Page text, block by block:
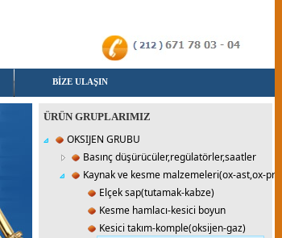
BİZE ULAŞIN
ÜRÜN GRUPLARIMIZ
OKSIJEN GRUBU
Basınç düşürücüler,regülatörler,saatler
Kaynak ve kesme malzemeleri(ox-ast,ox-prp)
Elçek sap(tutamak-kabze)
Kesme hamlacı-kesici boyun
Kesici takım-komple(oksijen-gaz)